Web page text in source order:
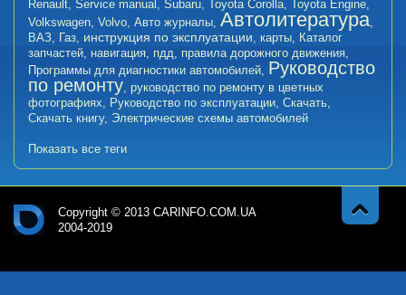
Renault, Service manual , Subaru, Toyota Corolla, Toyota Engine,
Volkswagen, Volvo, Авто журналы, Автолитература,
ВАЗ, Газ, инструкция по эксплуатации, карты, Каталог
запчастей, навигация, пдд, правила дорожного движения,
Программы для диагностики автомобилей, Руководство
по ремонту, руководство по ремонту в цветных
фотографиях, Руководство по эксплуатации, Скачать,
Скачать книгу, Электрические схемы автомобилей
Показать все теги
Copyright © 2013 CARINFO.COM.UA
2004-2019